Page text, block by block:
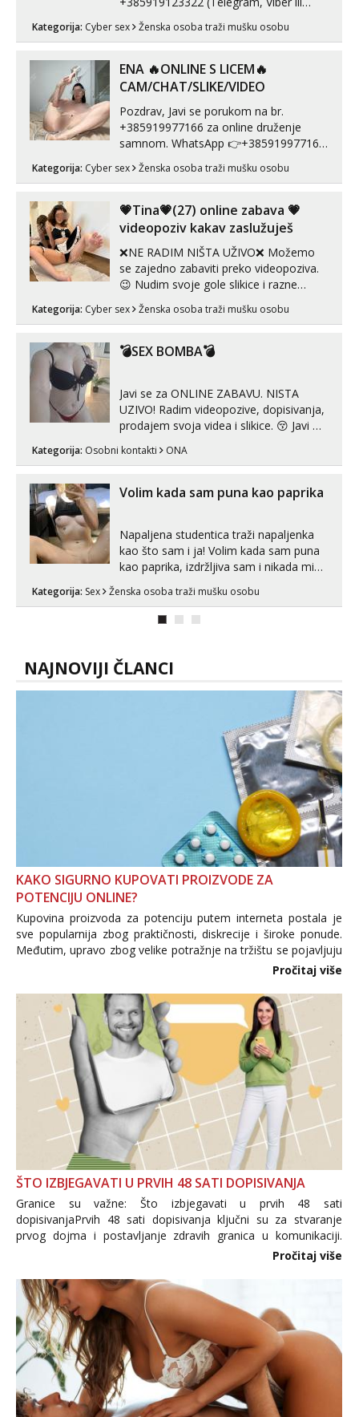
Whatsapp). 🤙 NE javljaj se na uzivo.
Hvala.
Kategorija: Cyber sex Ženska osoba traži mušku osobu
ENA 🔥ONLINE S LICEM🔥
CAM/CHAT/SLIKE/VIDEO
Pozdrav, Javi se porukom na br.
+385919977166 za online druženje
samnom. WhatsApp 👉+385919977166
Telegram 👉@enafriedrichkis Radim
videopozive s licem, solo i s partnerom,
kombinacije halteri, haljine, štikle,
samostojeće itd. Nudim svakakva videa
seksa, puš...
Kategorija: Cyber sex Ženska osoba traži mušku osobu
💗Tina💗(27) online zabava 💗
videopoziv kakav zaslužuješ
❌NE RADIM NIŠTA UŽIVO❌ Možemo
se zajedno zabaviti preko videopoziva.
😉 Nudim svoje gole slikice i razne
videouradke. 🤩 Za online zabavu pošalji
poruku na Whatsapp, Telegram ili Viber.
autentičnosti možeš me vidjeti na
Kategorija: Cyber sex Ženska osoba traži mušku osobu
💣SEX BOMBA💣
Javi se za ONLINE ZABAVU. NISTA
UZIVO! Radim videopozive, dopisivanja,
prodajem svoja videa i slikice. 😚 Javi mi
Telegram. +385 91 723 0045
Kategorija: Osobni kontakti ONA
Volim kada sam puna kao paprika
Napaljena studentica traži napaljenka
kao što sam i ja! Volim kada sam puna
kao paprika, izdržljiva sam i nikada mi
puta dnevno bilo kad i bilo gdje zato se
javi što prije da me isprobaš Klikni na
Kategorija: Sex Ženska osoba traži mušku osobu
NAJNOVIJI ČLANCI
KAKO SIGURNO KUPOVATI PROIZVODE ZA
POTENCIJU ONLINE?
Kupovina proizvoda za potenciju putem interneta postala je
sve popularnija zbog praktičnosti, diskrecije i široke ponude.
Međutim, upravo zbog velike potražnje na tržištu se pojavljuju
i brojni krivotvoreni proizvodi, nepouzdane internetske
Pročitaj više
ŠTO IZBJEGAVATI U PRVIH 48 SATI DOPISIVANJA
Granice su važne: Što izbjegavati u prvih 48 sati
dopisivanjaPrvih 48 sati dopisivanja ključni su za stvaranje
prvog dojma i postavljanje zdravih granica u komunikaciji.
Važno je izbjeći prebrzo otkrivanje osobnih ili intimnih
informacija, jer nepoznata osoba još nije zaslužila to
povjerenje. Takođe...
Pročitaj više